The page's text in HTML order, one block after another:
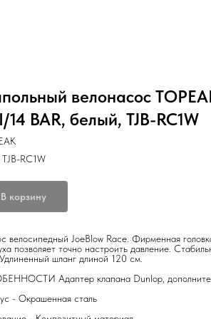
велонасос
14 BAR, белый, TJB-RC1W
TJB-RC1W
В корзину
велосипедный JoeBlow Race. Фирменная
позволяет точно настроить давление.
шланг длиной 120 см.
Адаптер клапана Dunlop,
- Окрашенная сталь